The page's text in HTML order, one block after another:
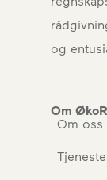
og
Om
Om oss